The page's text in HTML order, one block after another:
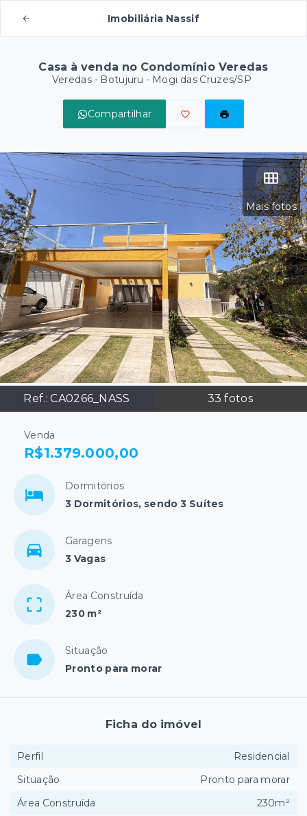
Imobiliária Nassif
Casa à venda no Condomínio Veredas
Veredas - Botujuru - Mogi das Cruzes/SP
Compartilhar
Mais fotos
Ref.:CA0266_NASS 33 fotos
Venda
R$1.379.000,00
Dormitórios
3 Dormitórios, sendo 3 Suítes
Garagens
3 Vagas
Área Construída
230 m²
Situação
Pronto para morar
Ficha do imóvel
Perfil
Residencial
Situação
Pronto para morar
Área Construída
230m²